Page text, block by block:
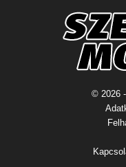
© 2026